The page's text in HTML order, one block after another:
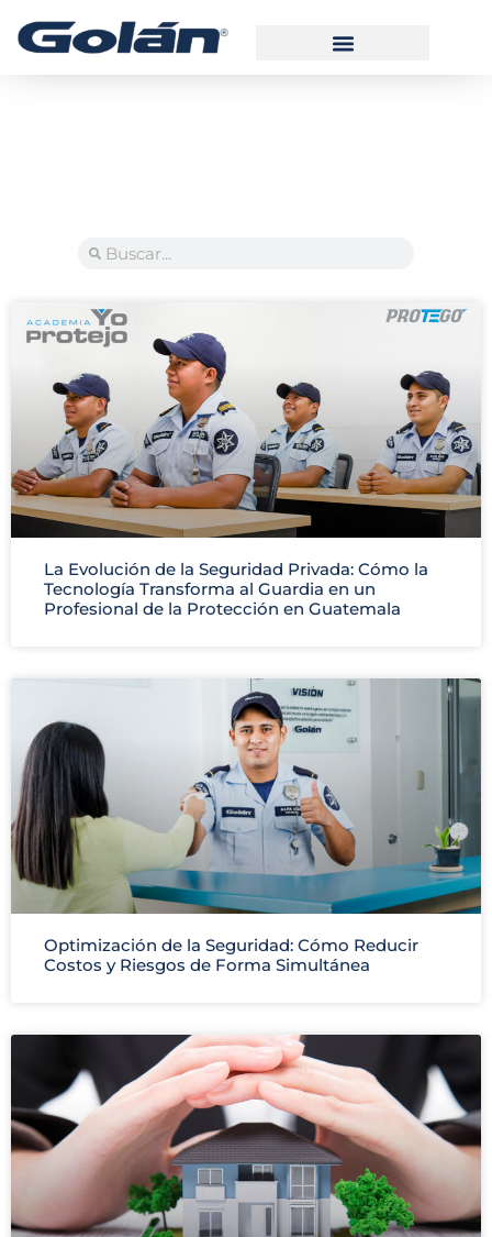
La Evolución de la Seguridad Privada: Cómo la
Tecnología Transforma al Guardia en un
Profesional de la Protección en Guatemala
Optimización de la Seguridad: Cómo Reducir
Costos y Riesgos de Forma Simultánea